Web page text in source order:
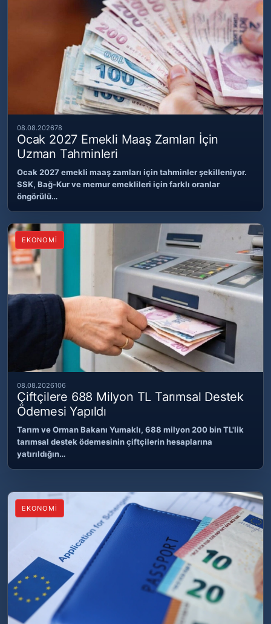
08.08.202678
Ocak 2027 Emekli Maaş Zamları İçin
Uzman Tahminleri
Ocak 2027 emekli maaş zamları için tahminler şekilleniyor.
SSK, Bağ-Kur ve memur emeklileri için farklı oranlar
öngörülü…
EKONOMİ
08.08.2026106
Çiftçilere 688 Milyon TL Tarımsal Destek
Ödemesi Yapıldı
Tarım ve Orman Bakanı Yumaklı, 688 milyon 200 bin TL'lik
tarımsal destek ödemesinin çiftçilerin hesaplarına
yatırıldığın…
EKONOMİ